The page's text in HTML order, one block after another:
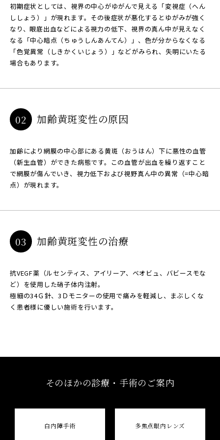
初期症状としては、視界の中心がゆがんで見える「変視症（へん
ししょう）」が現れます。その後症状が悪化するとゆがみが強く
なり、眼底出血などによる視力の低下、視界の真ん中が見えなく
なる「中心暗点（ちゅうしんあんてん）」、色が分からなくなる
「色覚異常（しきかくいじょう）」などがみられ、失明にいたる
場合もあります。
02 加齢黄斑変性の原因
加齢により網膜の中心部にある黄斑（おうはん）下に悪性の血管
（新生血管）ができた病態です。この血管が出血を繰り返すこと
で網膜が傷んでいき、視力低下および視野真ん中の異常（=中心暗
点）が現れます。
03 加齢黄斑変性の治療
抗VEGF薬（ルセンティス、アイリーア、ベオビュ、バビースモな
ど）を使用した硝子体内注射。
極細の34Ｇ針、3Ｄモニターの使用で痛みを軽減し、まぶしくな
く患者様に優しい施術を行います。
そのほかの診療・手術のご案内
白内障手術 多焦点眼内レンズ